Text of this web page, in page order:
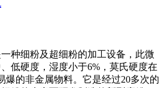
种细粉及超细粉的加工设备，此微
低硬度，湿度小于6%，莫氏硬度在
爆的非金属物料。它是经过20多次的